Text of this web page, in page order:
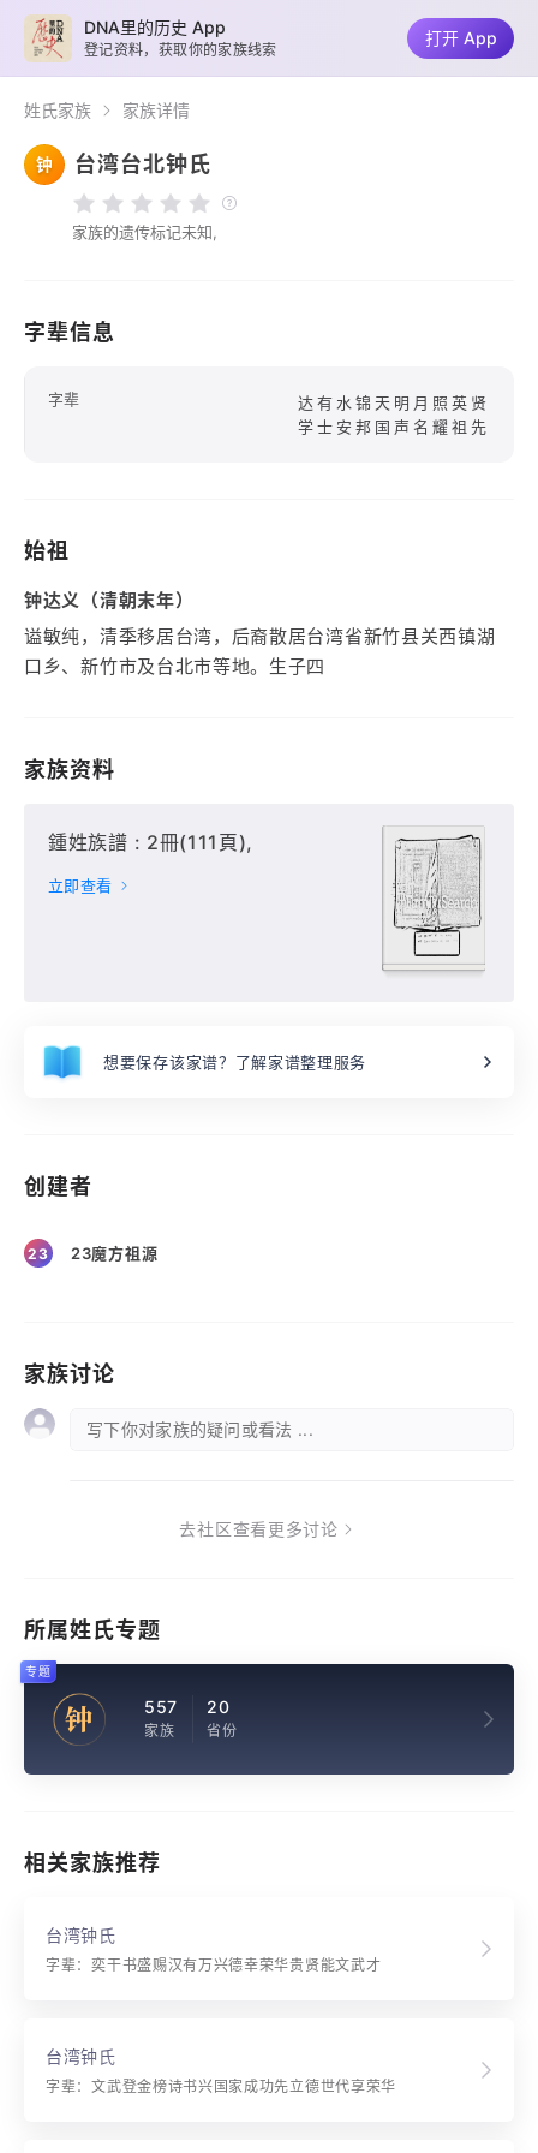
姓氏家族 家族详情
钟 台湾台北钟氏
家族的遗传标记未知,
字辈信息
字辈
达有水锦天明月照英贤
学士安邦国声名耀祖先
始祖
钟达义（清朝末年）
谥敏纯，清季移居台湾，后裔散居台湾省新竹县关西镇湖
口乡、新竹市及台北市等地。生子四
家族资料
鍾姓族譜 : 2冊(111頁),
立即查看
想要保存该家谱？了解家谱整理服务
创建者
23 23魔方祖源
家族讨论
写下你对家族的疑问或看法 ...
去社区查看更多讨论
所属姓氏专题
钟 557
家族
20
省份
专题
相关家族推荐
台湾钟氏
字辈：奕干书盛赐汉有万兴德幸荣华贵贤能文武才
台湾钟氏
字辈：文武登金榜诗书兴国家成功先立德世代享荣华
DNA里的历史 App
登记资料，获取你的家族线索
打开 App